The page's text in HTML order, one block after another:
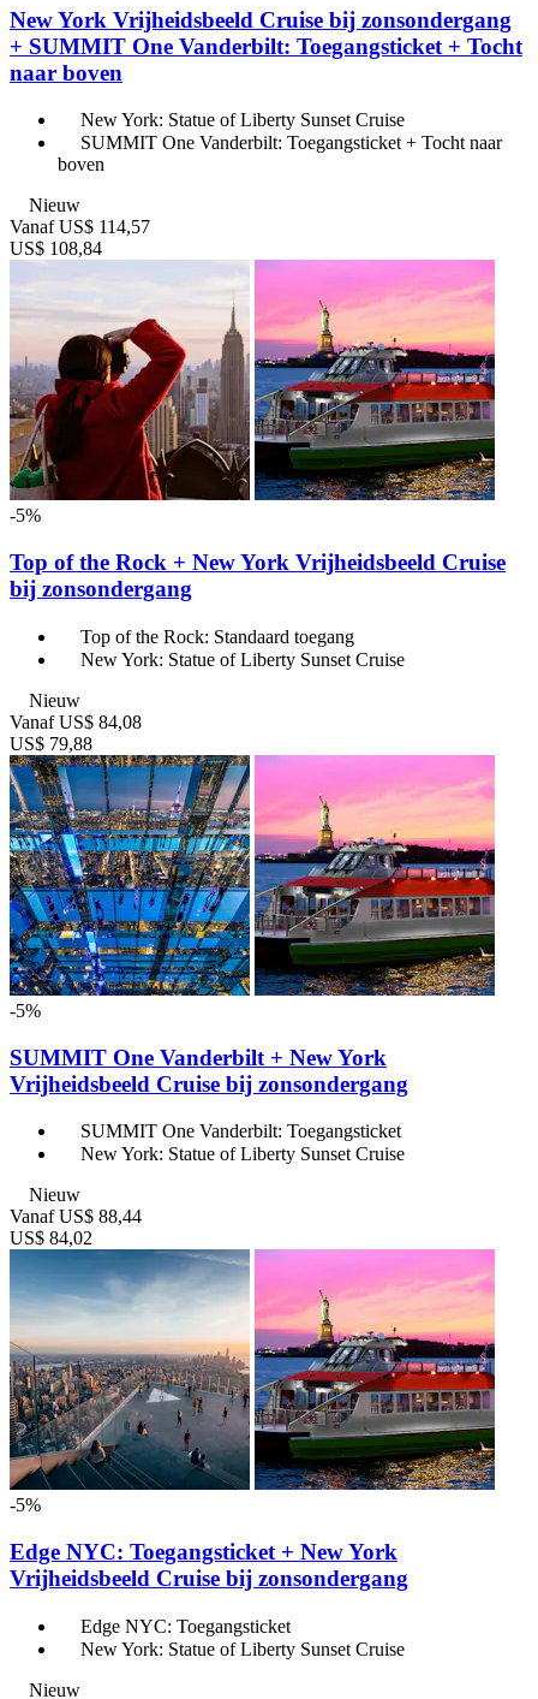
New York Vrijheidsbeeld Cruise bij zonsondergang
+ SUMMIT One Vanderbilt: Toegangsticket + Tocht
naar boven
New York: Statue of Liberty Sunset Cruise
SUMMIT One Vanderbilt: Toegangsticket + Tocht naar
boven
Nieuw
Vanaf US$ 114,57
US$ 108,84
-5%
Top of the Rock + New York Vrijheidsbeeld Cruise
bij zonsondergang
Top of the Rock: Standaard toegang
New York: Statue of Liberty Sunset Cruise
Nieuw
Vanaf US$ 84,08
US$ 79,88
-5%
SUMMIT One Vanderbilt + New York
Vrijheidsbeeld Cruise bij zonsondergang
SUMMIT One Vanderbilt: Toegangsticket
New York: Statue of Liberty Sunset Cruise
Nieuw
Vanaf US$ 88,44
US$ 84,02
-5%
Edge NYC: Toegangsticket + New York
Vrijheidsbeeld Cruise bij zonsondergang
Edge NYC: Toegangsticket
New York: Statue of Liberty Sunset Cruise
Nieuw